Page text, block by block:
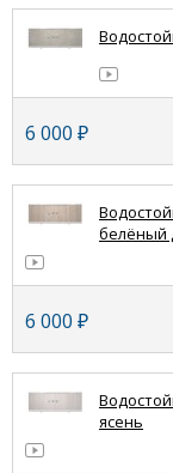
6 000 ₽
белёный
6 000 ₽
ясень